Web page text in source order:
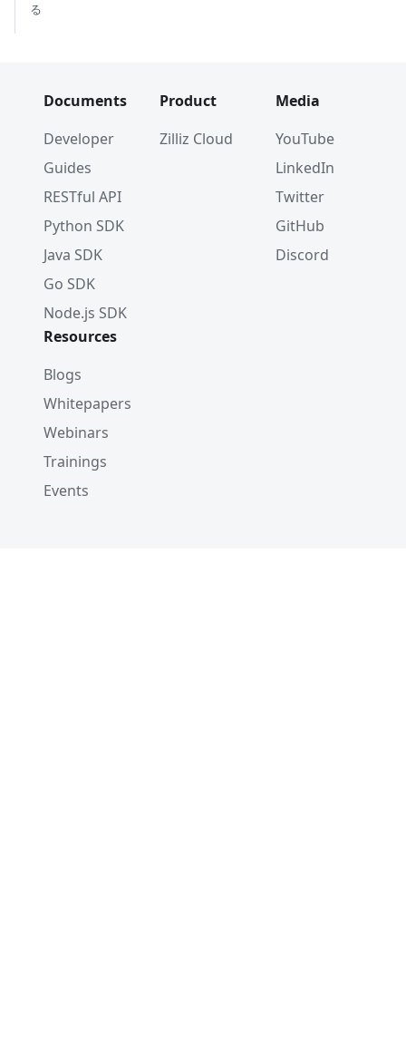
る
Documents
Developer
Guides
RESTful API
Python SDK
Java SDK
Go SDK
Node.js SDK
Product
Zilliz Cloud
Media
YouTube
LinkedIn
Twitter
GitHub
Discord
Resources
Blogs
Whitepapers
Webinars
Trainings
Events